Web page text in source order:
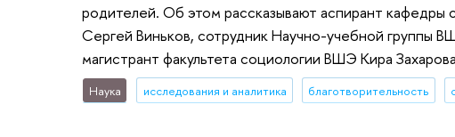
родителей. Об этом рассказывают аспирант
Сергей Виньков, сотрудник Научно-учебной группы
магистрант факультета социологии ВШЭ Кира
Наука исследования и аналитика благотворительность